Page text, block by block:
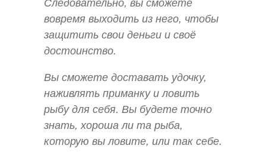
Следовательно, вы сможете
вовремя выходить из него, чтобы
защитить свои деньги и своё
достоинство.
Вы сможете доставать удочку,
наживлять приманку и ловить
рыбу для себя. Вы будете точно
знать, хороша ли та рыба,
которую вы ловите, или так себе.